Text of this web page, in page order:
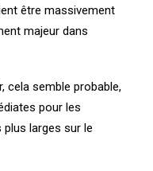
être massivement
majeur dans
cela semble probable,
pour les
larges sur le